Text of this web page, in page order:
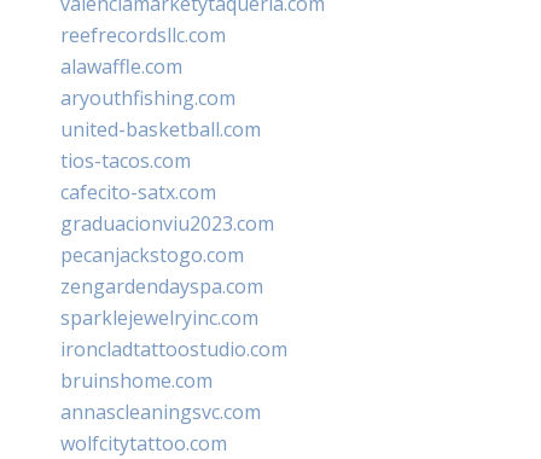
reefrecordsllc.com
alawaffle.com
aryouthfishing.com
united-basketball.com
tios-tacos.com
cafecito-satx.com
graduacionviu2023.com
pecanjackstogo.com
zengardendayspa.com
sparklejewelryinc.com
ironcladtattoostudio.com
bruinshome.com
annascleaningsvc.com
wolfcitytattoo.com